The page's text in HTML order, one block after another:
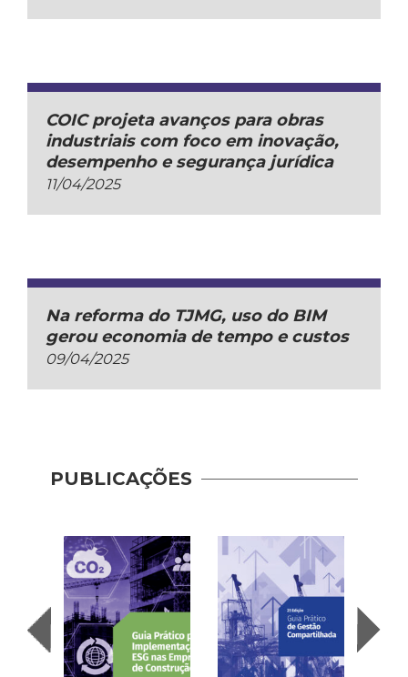
COIC projeta avanços para obras
industriais com foco em inovação,
desempenho e segurança jurídica
11/04/2025
Na reforma do TJMG, uso do BIM
gerou economia de tempo e custos
09/04/2025
PUBLICAÇÕES